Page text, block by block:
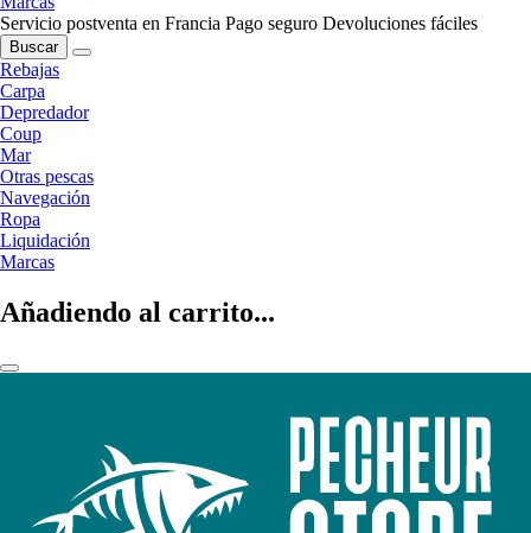
Servicio postventa en Francia Pago seguro Devoluciones fáciles
Buscar
Rebajas
Carpa
Depredador
Coup
Mar
Otras pescas
Navegación
Ropa
Liquidación
Marcas
Añadiendo al carrito...